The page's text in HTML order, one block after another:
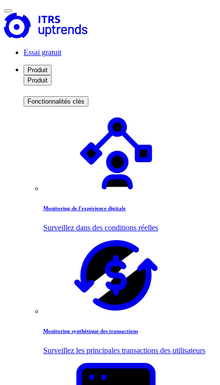
Essai gratuit
Produit
Produit
Fonctionnalités clés
Monitoring de l'expérience digitale
Surveillez dans des conditions réelles
Monitoring synthétique des transactions
Surveillez les principales transactions des utilisateurs